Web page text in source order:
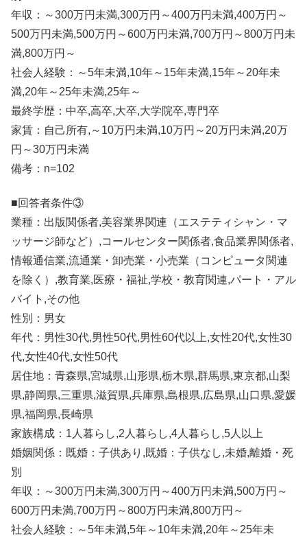
年収：～300万円未満,300万円～400万円未満,400万円～
500万円未満,500万円～600万円未満,700万円～800万円未
満,800万円～
社会人経験：～5年未満,10年～15年未満,15年～20年未
満,20年～25年未満,25年～
最終学歴：中卒,高卒,大卒,大学院卒,専門卒
家賃：自己所有,～10万円未満,10万円～20万円未満,20万
円～30万円未満
備考：n=102
■回答者条件③
業種：出版関係者,美容業界関連（エステティシャン・マ
ッサージ師など）,コールセンター関係者,食品業界関係者,
情報通信業,流通業・卸売業・小売業（コンピュータ関連
を除く）,教育業,医療・福祉,学校・教育関連,パート・アル
バイト,その他
性別：男女
年代：男性30代,男性50代,男性60代以上,女性20代,女性30
代,女性40代,女性50代
居住地：青森県,宮城県,山形県,栃木県,群馬県,東京都,山梨
県,静岡県,三重県,滋賀県,兵庫県,島根県,広島県,山口県,愛媛
県,福岡県,長崎県
家族構成：1人暮らし,2人暮らし,4人暮らし,5人以上
婚姻関係：既婚：子供あり,既婚：子供なし,未婚,離婚・死
別
年収：～300万円未満,300万円～400万円未満,500万円～
600万円未満,700万円～800万円未満,800万円～
社会人経験：～5年未満,5年～10年未満,20年～25年未